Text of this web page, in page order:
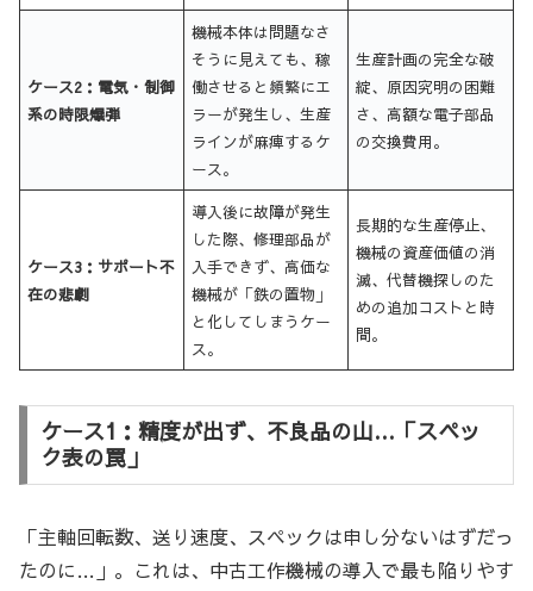
ケース2：電気・制御
系の時限爆弾
機械本体は問題なさ
そうに見えても、稼
働させると頻繁にエ
ラーが発生し、生産
ラインが麻痺するケ
ース。
生産計画の完全な破
綻、原因究明の困難
さ、高額な電子部品
の交換費用。
ケース3：サポート不
在の悲劇
導入後に故障が発生
した際、修理部品が
入手できず、高価な
機械が「鉄の置物」
と化してしまうケー
ス。
長期的な生産停止、
機械の資産価値の消
滅、代替機探しのた
めの追加コストと時
間。
ケース1：精度が出ず、不良品の山…「スペッ
ク表の罠」
「主軸回転数、送り速度、スペックは申し分ないはずだっ
たのに…」。これは、中古工作機械の導入で最も陥りやす